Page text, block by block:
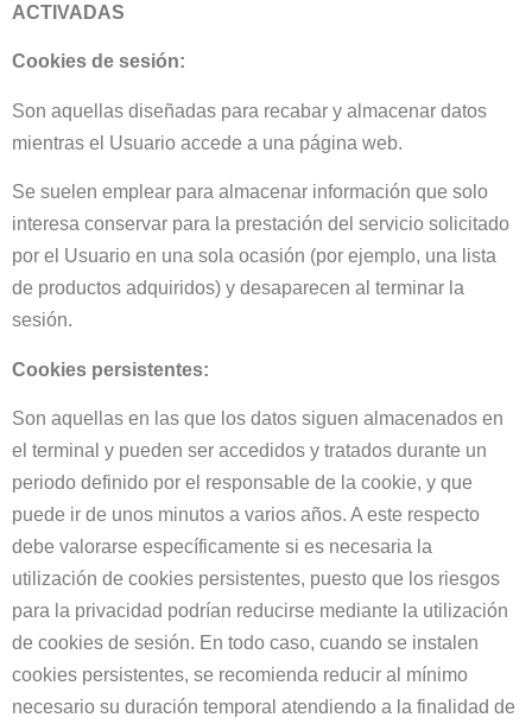
ACTIVADAS
Cookies de sesión:
Son aquellas diseñadas para recabar y almacenar datos
mientras el Usuario accede a una página web.
Se suelen emplear para almacenar información que solo
interesa conservar para la prestación del servicio solicitado
por el Usuario en una sola ocasión (por ejemplo, una lista
de productos adquiridos) y desaparecen al terminar la
sesión.
Cookies persistentes:
Son aquellas en las que los datos siguen almacenados en
el terminal y pueden ser accedidos y tratados durante un
periodo definido por el responsable de la cookie, y que
puede ir de unos minutos a varios años. A este respecto
debe valorarse específicamente si es necesaria la
utilización de cookies persistentes, puesto que los riesgos
para la privacidad podrían reducirse mediante la utilización
de cookies de sesión. En todo caso, cuando se instalen
cookies persistentes, se recomienda reducir al mínimo
necesario su duración temporal atendiendo a la finalidad de